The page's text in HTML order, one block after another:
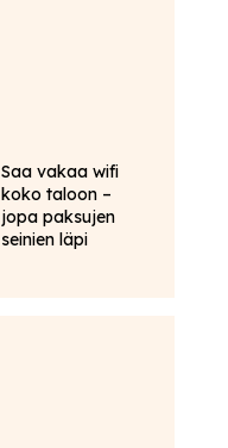
Saa vakaa wifi
koko taloon –
jopa paksujen
seinien läpi